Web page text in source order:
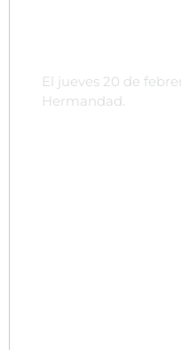
El jueves 20 de
Hermandad.